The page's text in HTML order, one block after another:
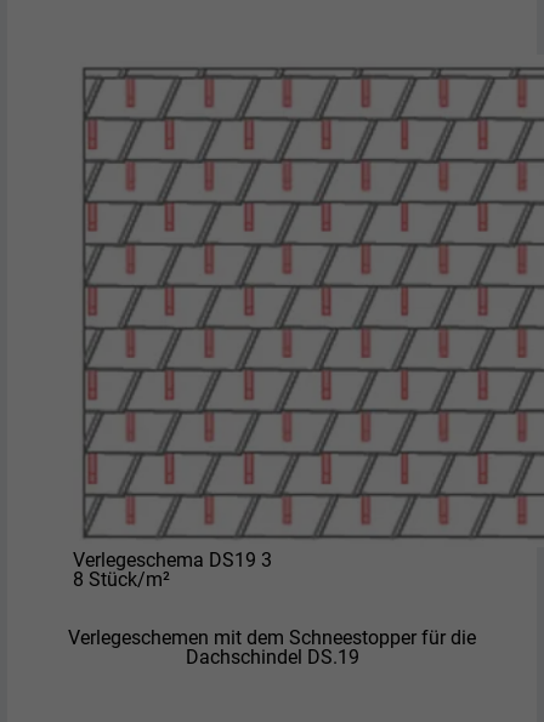
Verlegeschema DS19 3
8 Stück/m²
Verlegeschemen mit dem Schneestopper für die
Dachschindel DS.19